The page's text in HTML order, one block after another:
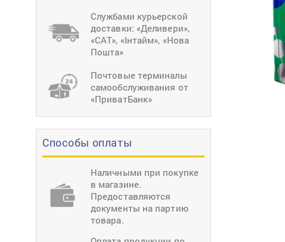
оборудование
Загибка деталей
Службами курьерской
доставки: «Деливери»,
«САТ», «Інтайм», «Нова
Пошта»
Почтовые терминалы
самообслуживания от
«ПриватБанк»
Способы оплаты
Наличными при покупке
в магазине.
Предоставляются
документы на партию
товара.